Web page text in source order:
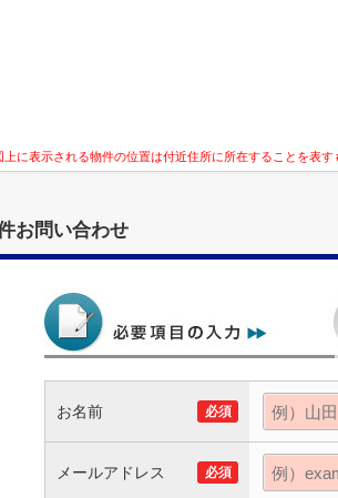
に表示される物件の位置は付近住所に所在することを表
お問い合わせ
お名前 必須
メールアドレス 必須